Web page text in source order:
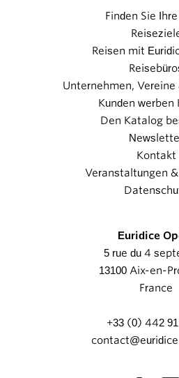
Finden Sie
Reisen mit
Unternehmen,
Kunden werben
Den Katalog
Kontakt
Veranstaltungen
Euridice
5 rue du 4
13100 Aix-en-
France
+33 (0) 442 91